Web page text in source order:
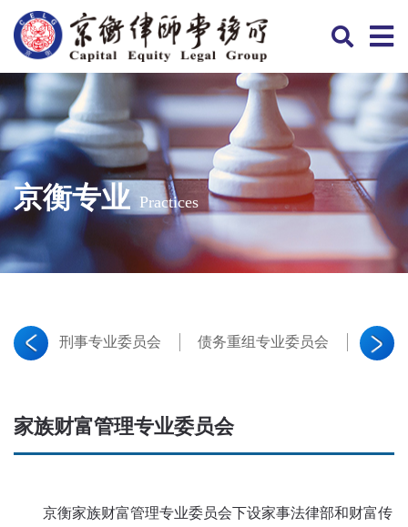
京衡专业 Practices
刑事专业委员会 债务重组专业委员会 证券
家族财富管理专业委员会
京衡家族财富管理专业委员会下设家事法律部和财富传